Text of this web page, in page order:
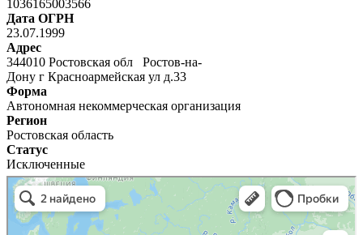
1036165003566
Дата ОГРН
23.07.1999
Адрес
344010 Ростовская обл Ростов-на-
Дону г Красноармейская ул д.33
Форма
Автономная некоммерческая организация
Регион
Ростовская область
Статус
Исключенные